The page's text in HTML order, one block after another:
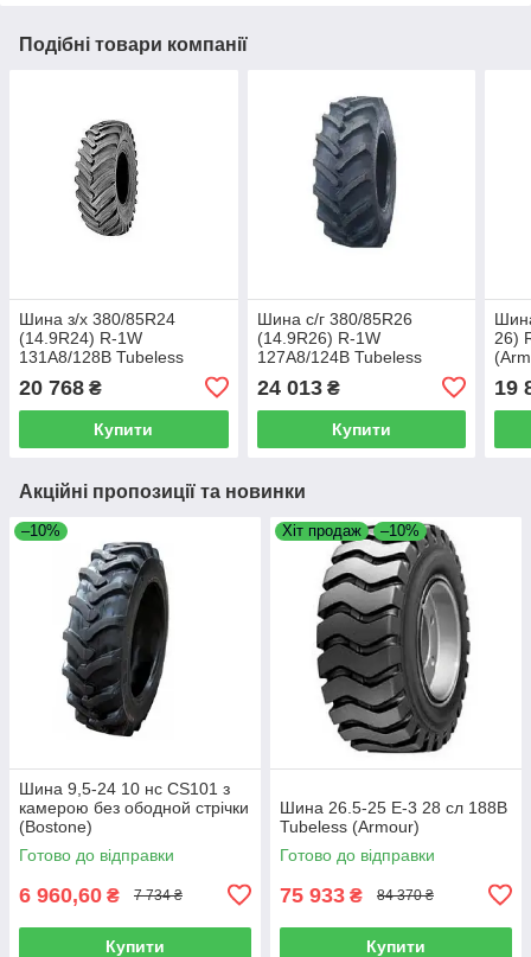
Подібні товари компанії
Шина з/х 380/85R24
(14.9R24) R-1W
131A8/128B Tubeless
20 768 ₴
Купити
Шина с/г 380/85R26
(14.9R26) R-1W
127A8/124B Tubeless
24 013₴
Купити
26)
19
Акційні пропозиції та новинки
–10%
Шина 9,5-24 10 нс CS101 з
камерою без ободной стрічки
(Bostone)
Готово до відправки
6 960,60 ₴ 7 734 ₴
Купити
Хіт продаж –10%
Шина 26.5-25 E-3 28 сл 188B
Tubeless (Armour)
Готово до відправки
75 933 ₴ 84 370 ₴
Купити